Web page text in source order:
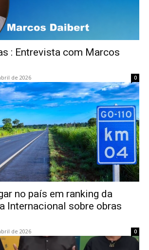
: Entrevista com Marcos
de 2026 0
no país em ranking da
Internacional sobre obras
de 2026 0